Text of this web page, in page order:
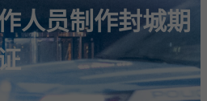
人员制作封城期